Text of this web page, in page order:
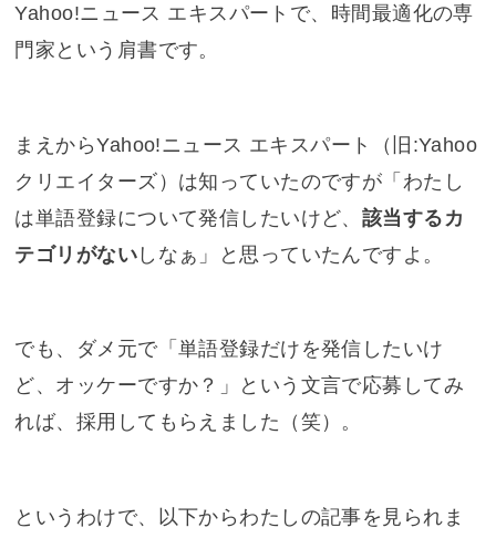
Yahoo!ニュース エキスパートで、時間最適化の専
門家という肩書です。
まえからYahoo!ニュース エキスパート（旧:Yahoo
クリエイターズ）は知っていたのですが「わたし
は単語登録について発信したいけど、 該当するカ
テゴリがない しなぁ」と思っていたんですよ。
でも、ダメ元で「単語登録だけを発信したいけ
ど、オッケーですか？」という文言で応募してみ
れば、採用してもらえました（笑）。
というわけで、以下からわたしの記事を見られま